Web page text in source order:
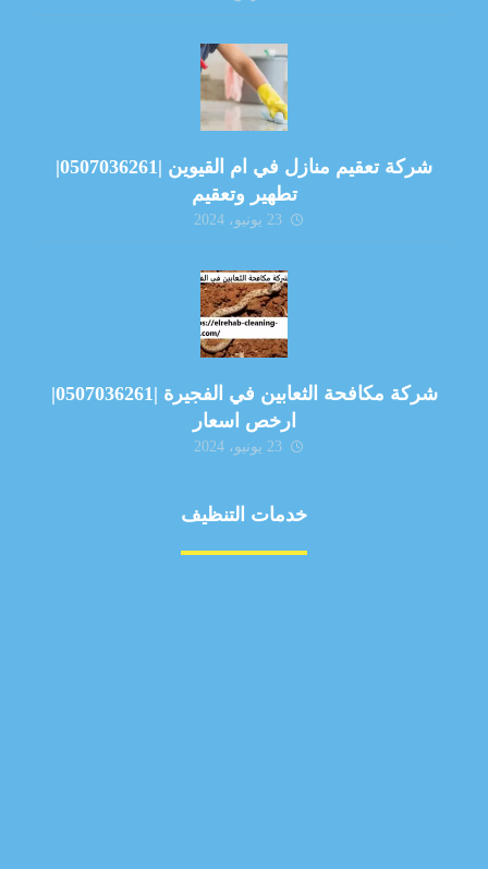
شركة تعقيم منازل في ام القيوين |0507036261|
تطهير وتعقيم
23 يونيو، 2024
شركة مكافحة الثعابين في الفجيرة |0507036261|
ارخص اسعار
23 يونيو، 2024
خدمات التنظيف